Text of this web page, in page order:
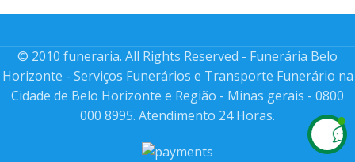
© 2010 funeraria. All Rights Reserved - Funerária Belo
Horizonte - Serviços Funerários e Transporte Funerário na
Cidade de Belo Horizonte e Região - Minas gerais - 0800
000 8995. Atendimento 24 Horas.